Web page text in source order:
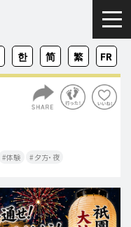
ZH-
CN
ZH-
TW
FR
KO
体験 夕方・夜​